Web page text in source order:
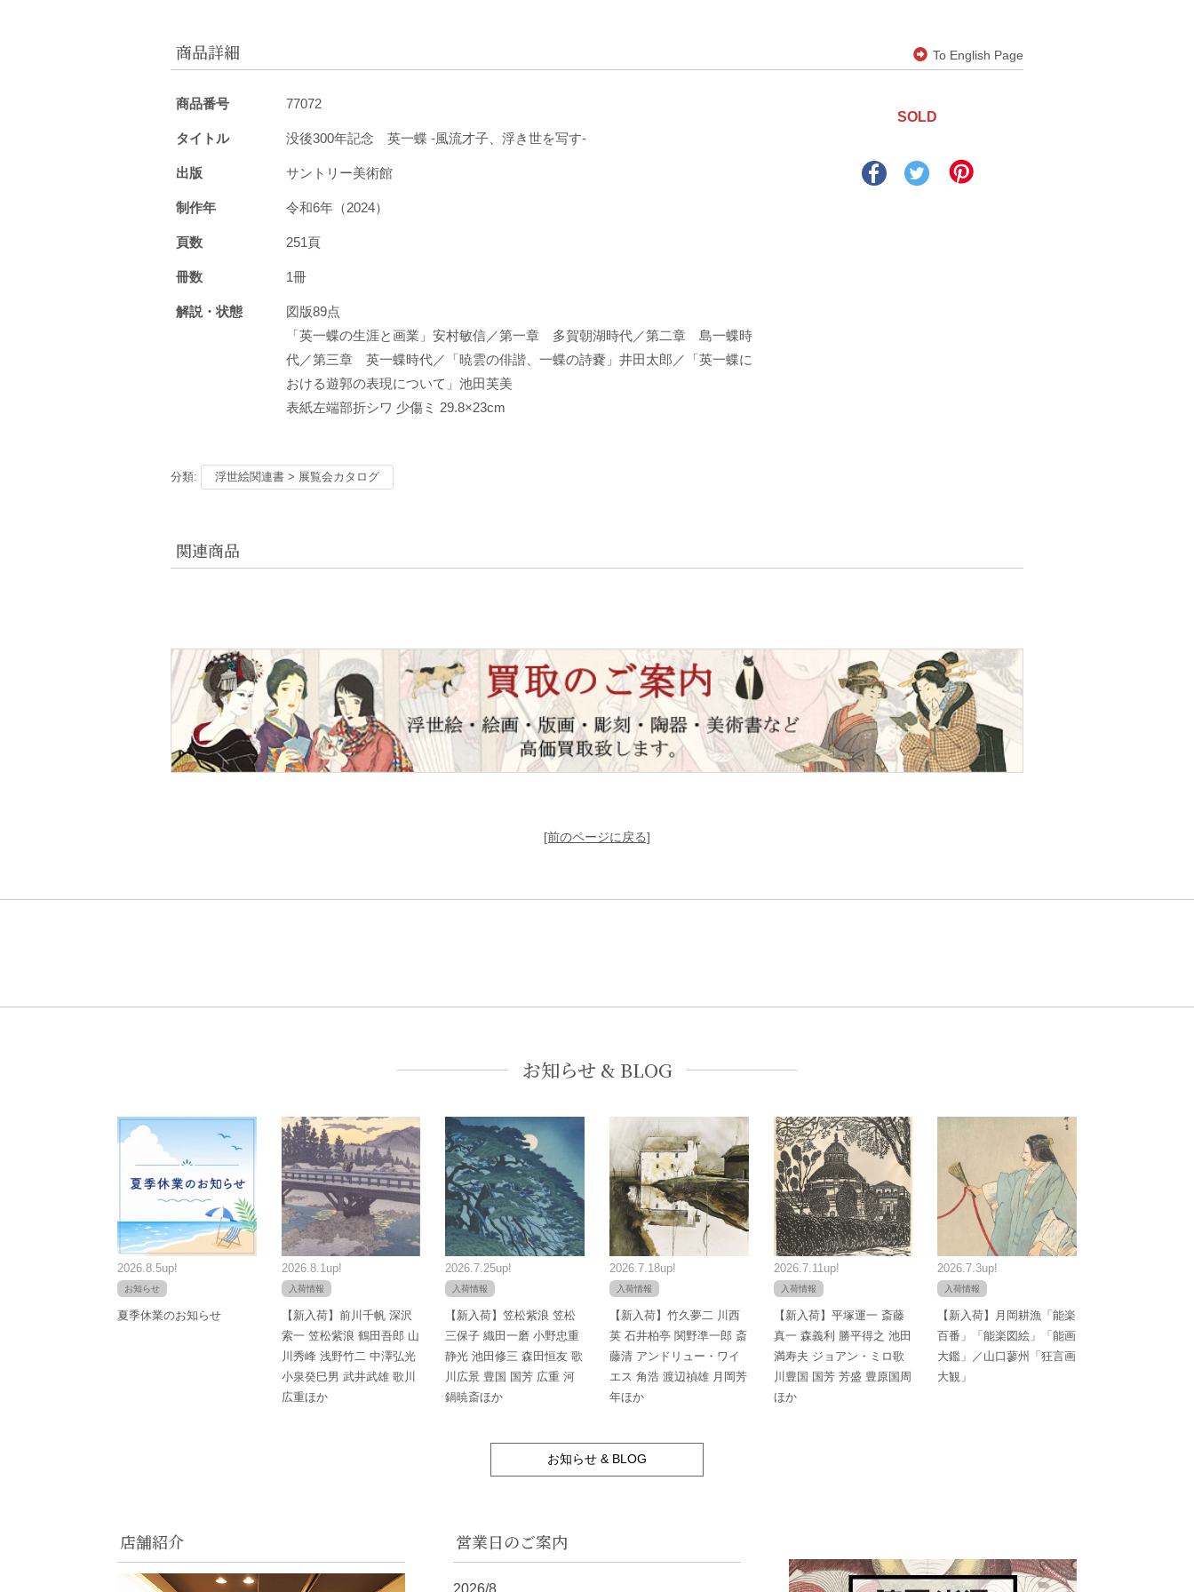
商品詳細 To English Page
商品番号 77072
タイトル 没後300年記念 英一蝶 -風流才子、浮き世を写す-
出版 サントリー美術館
制作年 令和6年（2024）
頁数 251頁
冊数 1冊
解説・状態
図版89点
「英一蝶の生涯と画業」安村敏信／第一章 多賀朝湖時代／第二章 島一蝶時
代／第三章 英一蝶時代／「暁雲の俳諧、一蝶の詩嚢」井田太郎／「英一蝶に
おける遊郭の表現について」池田芙美
表紙左端部折シワ 少傷ミ 29.8×23cm
SOLD
分類: 浮世絵関連書 > 展覧会カタログ
関連商品
[前のページに戻る]
お知らせ & BLOG
2026.8.5up!
お知らせ
夏季休業のお知らせ
2026.8.1up!
入荷情報
【新入荷】前川千帆 深沢
索一 笠松紫浪 鶴田吾郎 山
川秀峰 浅野竹二 中澤弘光
小泉癸巳男 武井武雄 歌川
広重ほか
2026.7.25up!
入荷情報
【新入荷】笠松紫浪 笠松
三保子 織田一磨 小野忠重
静光 池田修三 森田恒友 歌
川広景 豊国 国芳 広重 河
鍋暁斎ほか
2026.7.18up!
入荷情報
【新入荷】竹久夢二 川西
英 石井柏亭 関野凖一郎 斎
藤清 アンドリュー・ワイ
エス 角浩 渡辺禎雄 月岡芳
年ほか
2026.7.11up!
入荷情報
【新入荷】平塚運一 斎藤
真一 森義利 勝平得之 池田
満寿夫 ジョアン・ミロ歌
川豊国 国芳 芳盛 豊原国周
ほか
2026.7.3up!
入荷情報
【新入荷】月岡耕漁「能楽
百番」「能楽図絵」「能画
大鑑」／山口蓼州「狂言画
大観」
お知らせ & BLOG
店舗紹介 営業日のご案内
2026/8